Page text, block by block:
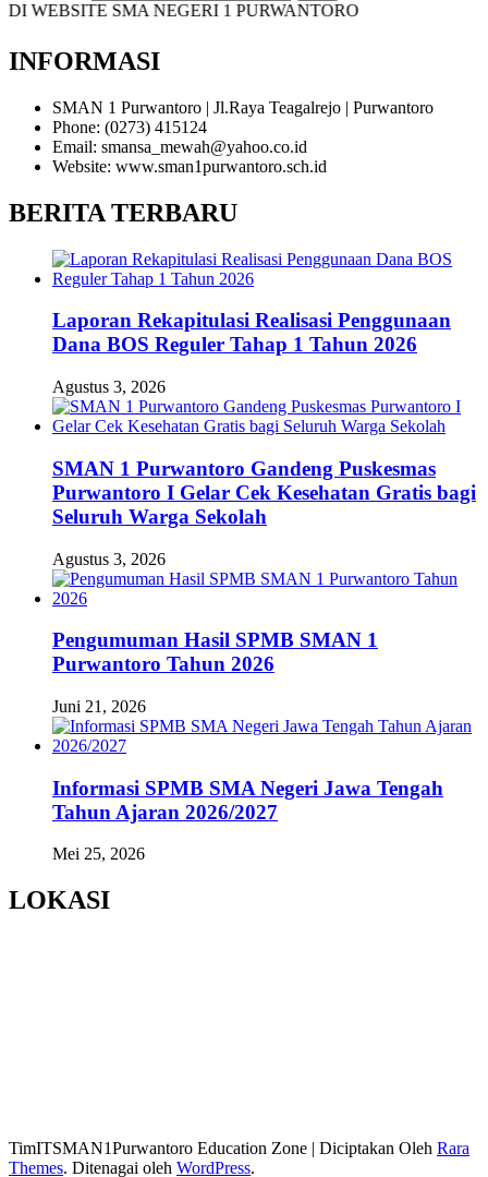
SMA NEGERI 1 PURWANTORO
INFORMASI
SMAN 1 Purwantoro | Jl.Raya Teagalrejo | Purwantoro
Phone: (0273) 415124
Email: smansa_mewah@yahoo.co.id
Website: www.sman1purwantoro.sch.id
BERITA TERBARU
Laporan Rekapitulasi Realisasi Penggunaan
Dana BOS Reguler Tahap 1 Tahun 2026
Agustus 3, 2026
SMAN 1 Purwantoro Gandeng Puskesmas
Purwantoro I Gelar Cek Kesehatan Gratis bagi
Seluruh Warga Sekolah
Agustus 3, 2026
Pengumuman Hasil SPMB SMAN 1
Purwantoro Tahun 2026
Juni 21, 2026
Informasi SPMB SMA Negeri Jawa Tengah
Tahun Ajaran 2026/2027
Mei 25, 2026
LOKASI
TimITSMAN1Purwantoro Education Zone | Diciptakan Oleh Rara
Themes. Ditenagai oleh WordPress.